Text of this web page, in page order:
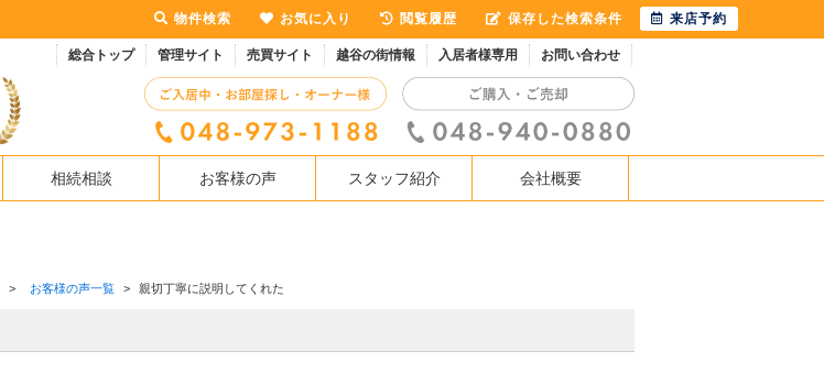
総合トップ 管理サイト 売買サイト 越谷の街情報 入居者様専用 お問い合わせ
相続相談 お客様の声 スタッフ紹介 会社概要
> お客様の声一覧 > 親切丁寧に説明してくれた
物件検索 お気に入り 閲覧履歴 保存した検索条件 来店予約